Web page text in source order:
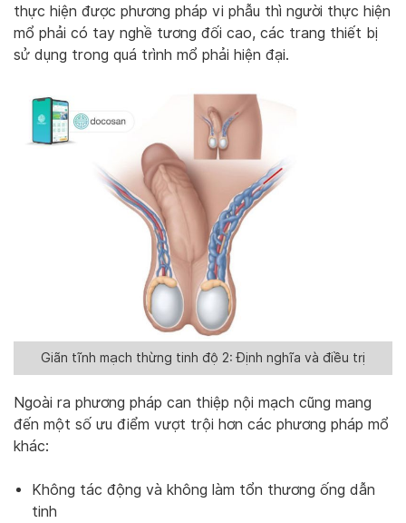
thực hiện được phương pháp vi phẫu thì người thực hiện
mổ phải có tay nghề tương đối cao, các trang thiết bị
sử dụng trong quá trình mổ phải hiện đại.
Giãn tĩnh mạch thừng tinh độ 2: Định nghĩa và điều trị
Ngoài ra phương pháp can thiệp nội mạch cũng mang
đến một số ưu điểm vượt trội hơn các phương pháp mổ
khác:
Không tác động và không làm tổn thương ống dẫn
tinh